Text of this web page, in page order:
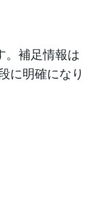
。補足情報は
に明確になり